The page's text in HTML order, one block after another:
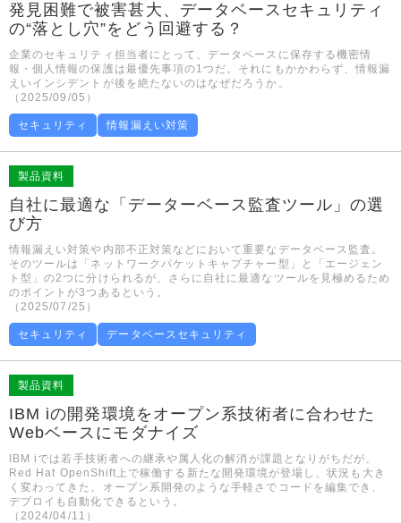
発見困難で被害甚大、データベースセキュリティ
の“落とし穴”をどう回避する？
企業のセキュリティ担当者にとって、データベースに保存する機密情
報・個人情報の保護は最優先事項の1つだ。それにもかかわらず、情報漏
えいインシデントが後を絶たないのはなぜだろうか。
（2025/09/05）
セキュリティ 情報漏えい対策
製品資料
自社に最適な「データーベース監査ツール」の選
び方
情報漏えい対策や内部不正対策などにおいて重要なデータベース監査。
そのツールは「ネットワークパケットキャプチャー型」と「エージェン
ト型」の2つに分けられるが、さらに自社に最適なツールを見極めるため
のポイントが3つあるという。
（2025/07/25）
セキュリティ データベースセキュリティ
製品資料
IBM iの開発環境をオープン系技術者に合わせた
Webベースにモダナイズ
IBM iでは若手技術者への継承や属人化の解消が課題となりがちだが、
Red Hat OpenShift上で稼働する新たな開発環境が登場し、状況も大き
く変わってきた。オープン系開発のような手軽さでコードを編集でき、
デプロイも自動化できるという。
（2024/04/11）